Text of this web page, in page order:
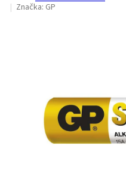
Značka: GP